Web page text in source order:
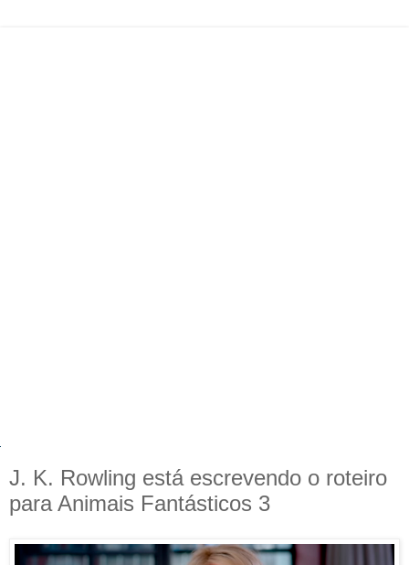
J. K. Rowling está escrevendo o roteiro
para Animais Fantásticos 3